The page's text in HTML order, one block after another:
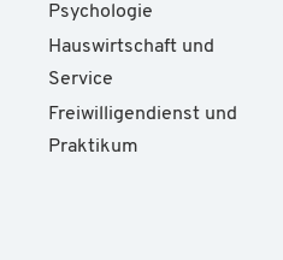
Psychologie
Hauswirtschaft und
Service
Freiwilligendienst und
Praktikum